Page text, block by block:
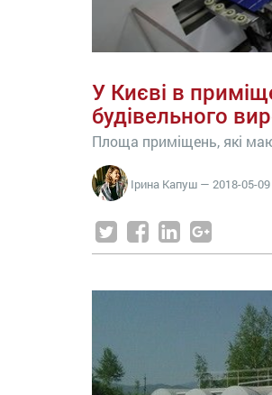
У Києві в
будівельного
Площа приміщень, які
Ірина Капуш — 2018-05-09